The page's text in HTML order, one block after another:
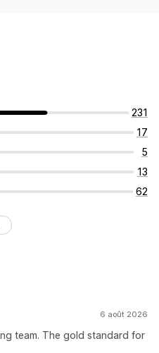
231
17
5
13
62
6 août 2026
team. The gold standard for